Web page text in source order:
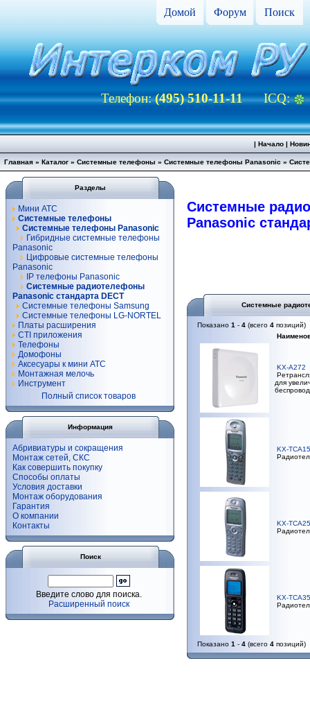
Домой Форум Поиск
Телефон:(495) 510-11-11ICQ:
| Начало|
Главная » Каталог » Системные телефоны » Системные телефоны Panasonic »
Разделы
Мини АТС
Системные телефоны
Системные телефоны Panasonic
Гибридные системные телефоны
Panasonic
Цифровые системные телефоны
Panasonic
IP телефоны Panasonic
Системные радиотелефоны
Panasonic стандарта DECT
Системные телефоны Samsung
Системные телефоны LG-NORTEL
Платы расширения
CTI приложения
Телефоны
Домофоны
Аксесуары к мини АТС
Монтажная мелочь
Инструмент
Полный список товаров
Информация
Абривиатуры и сокращения
Монтаж сетей, СКС
Как совершить покупку
Способы оплаты
Условия доставки
Монтаж оборудования
Гарантия
О компании
Контакты
Поиск
Введите слово для поиска.
Расширенный поиск
Системные
Panasonic
Системные
Показано 1 - 4 (всего 4 позиций)
KX-A272
для
KX-
KX-
KX-
Показано 1 - 4 (всего 4 позиций)